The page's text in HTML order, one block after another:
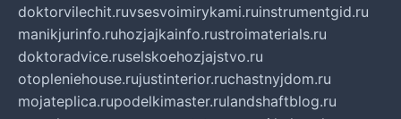
doktorvilechit.ruvsesvoimirykami.ruinstrumentgid.ru
manikjurinfo.ruhozjajkainfo.rustroimaterials.ru
doktoradvice.ruselskoehozjajstvo.ru
otopleniehouse.rujustinterior.ruchastnyjdom.ru
mojateplica.rupodelkimaster.rulandshaftblog.ru